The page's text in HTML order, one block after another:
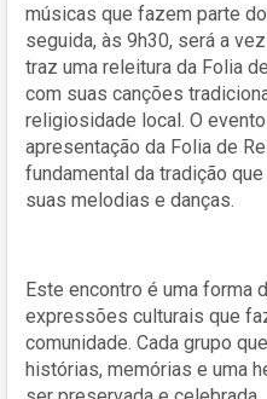
músicas que fazem parte
seguida, às 9h30, será a
traz uma releitura da Folia
com suas canções
religiosidade local. O
apresentação da Folia de
fundamental da tradição
suas melodias e danças.
Este encontro é uma forma
expressões culturais que
comunidade. Cada grupo
histórias, memórias e uma